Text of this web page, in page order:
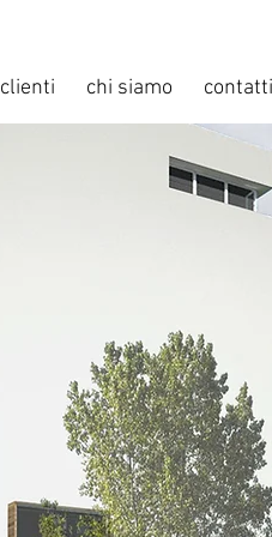
clienti chi siamo contatti